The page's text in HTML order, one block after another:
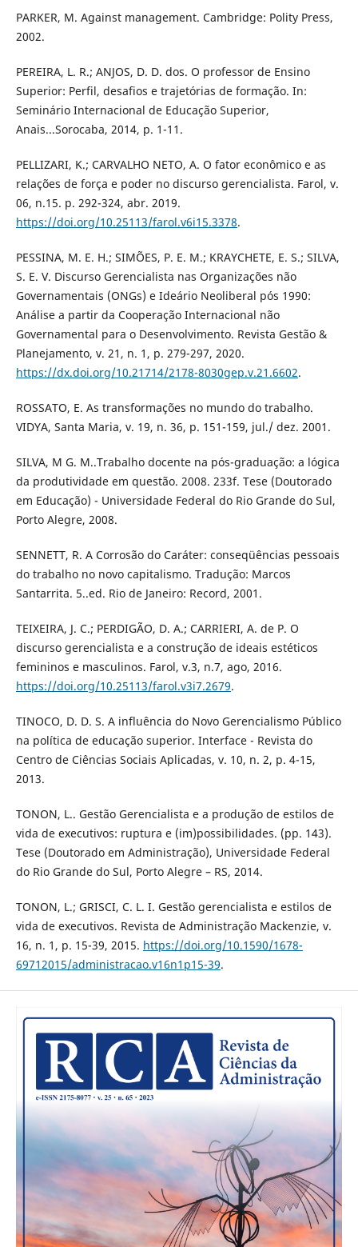
PARKER, M. Against management. Cambridge: Polity Press,
2002.
PEREIRA, L. R.; ANJOS, D. D. dos. O professor de Ensino
Superior: Perfil, desafios e trajetórias de formação. In:
Seminário Internacional de Educação Superior,
Anais...Sorocaba, 2014, p. 1-11.
PELLIZARI, K.; CARVALHO NETO, A. O fator econômico e as
relações de força e poder no discurso gerencialista. Farol, v.
06, n.15. p. 292-324, abr. 2019.
https://doi.org/10.25113/farol.v6i15.3378.
PESSINA, M. E. H.; SIMÕES, P. E. M.; KRAYCHETE, E. S.; SILVA,
S. E. V. Discurso Gerencialista nas Organizações não
Governamentais (ONGs) e Ideário Neoliberal pós 1990:
Análise a partir da Cooperação Internacional não
Governamental para o Desenvolvimento. Revista Gestão &
Planejamento, v. 21, n. 1, p. 279-297, 2020.
https://dx.doi.org/10.21714/2178-8030gep.v.21.6602.
ROSSATO, E. As transformações no mundo do trabalho.
VIDYA, Santa Maria, v. 19, n. 36, p. 151-159, jul./ dez. 2001.
SILVA, M G. M..Trabalho docente na pós-graduação: a lógica
da produtividade em questão. 2008. 233f. Tese (Doutorado
em Educação) - Universidade Federal do Rio Grande do Sul,
Porto Alegre, 2008.
SENNETT, R. A Corrosão do Caráter: conseqüências pessoais
do trabalho no novo capitalismo. Tradução: Marcos
Santarrita. 5..ed. Rio de Janeiro: Record, 2001.
TEIXEIRA, J. C.; PERDIGÃO, D. A.; CARRIERI, A. de P. O
discurso gerencialista e a construção de ideais estéticos
femininos e masculinos. Farol, v.3, n.7, ago, 2016.
https://doi.org/10.25113/farol.v3i7.2679.
TINOCO, D. D. S. A influência do Novo Gerencialismo Público
na política de educação superior. Interface - Revista do
Centro de Ciências Sociais Aplicadas, v. 10, n. 2, p. 4-15,
2013.
TONON, L.. Gestão Gerencialista e a produção de estilos de
vida de executivos: ruptura e (im)possibilidades. (pp. 143).
Tese (Doutorado em Administração), Universidade Federal
do Rio Grande do Sul, Porto Alegre – RS, 2014.
TONON, L.; GRISCI, C. L. I. Gestão gerencialista e estilos de
vida de executivos. Revista de Administração Mackenzie, v.
16, n. 1, p. 15-39, 2015. https://doi.org/10.1590/1678-
69712015/administracao.v16n1p15-39.